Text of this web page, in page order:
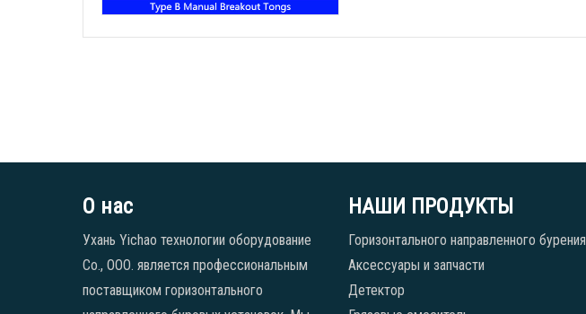
О нас
Ухань Yichao технологии оборудование
Co., ООО. является профессиональным
поставщиком горизонтального
НАШИ ПРОДУКТЫ
Горизонтального направленного бурения
Аксессуары и запчасти
Детектор